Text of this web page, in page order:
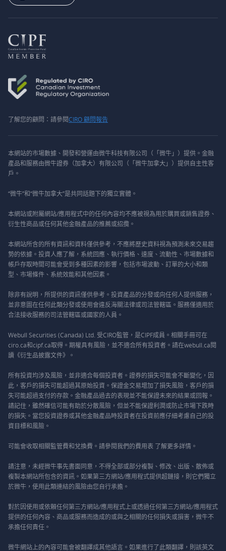
了解您的顧問：請參閱CIRO 顧問報告
本網站的市場數據、開發和營運由微牛科技有限公司（「微牛」）提供。金融
產品和服務由微牛證券（加拿大）有限公司（「微牛加拿大」）提供自主性客
戶。
“微牛”和“微牛加拿大”是共同話題下的獨立實體。
本網站或附屬網站/應用程式中的任何內容均不應被視為用於購買或銷售證券、
衍生性商品或任何其他金融產品的推薦或招攬。
本網站所含的所有資訊和資料僅供參考，不應將歷史資料視為預測未來交易趨
勢的依據。投資人應了解，系統回應、執行價格、速度、流動性、市場數據和
帳戶存取時間可能會受到多種因素的影響，包括市場波動、訂單的大小和類
型、市場條件、系統效能和其他因素。
除非有說明，所提供的資訊僅供參考。投資產品的分發或向任何人提供服務，
並非意圖在任何此類分發或使用會違反海關法律或司法管轄區。服務僅適用於
合法接收服務的司法管轄區或國家的人員。
Webull Securities (Canada) Ltd. 受CIRO監管，是CIPF成員。相關手冊可在
ciro.ca和cipf.ca取得。期權具有風險，並不適合所有投資者。請在webull.ca閱
讀《衍生品披露文件》。
所有投資均涉及風險，並非適合每個投資者。證券的損失可能會不斷變化，因
此，客戶的損失可能超過其原始投資。保證金交易增加了損失風險，客戶的損
失可能超過支付的存款。金融產品過去的表現並不能保證未來的結果或回報。
請記住，雖然確信可能有助於分散風險，但並不能保證利潤或防止市場下跌時
的損失。當您投資證券或其他金融產品時投資者在投資前應仔細考慮自己的投
資目標和風險。
可能會收取相關監管費和兌換費。請參閱我們的費用表 了解更多詳情。
請注意，未經微牛事先書面同意，不得全部或部分複製、修改、出版、散佈或
複製本網站所包含的資訊。如果第三方網站/應用程式提供超鏈接，則它們獨立
於微牛，使用此類連結的風險由您自行承擔。
對於因使用或依賴任何第三方網站/應用程式上或透過任何第三方網站/應用程式
提供的任何內容、商品或服務而造成的或與之相關的任何損失或損害，微牛不
承擔任何責任。
微牛網站上的內容可能會被翻譯成其他語言。如果進行了此類翻譯，則該英文